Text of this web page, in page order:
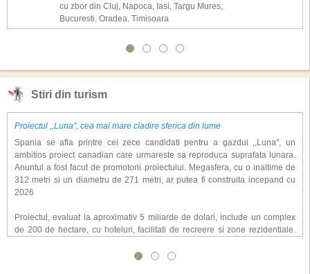
cu zbor din Cluj, Napoca, Iasi, Targu Mures,
Bucuresti, Oradea, Timisoara
Stiri din turism
Proiectul ,,Luna'', cea mai mare cladire sferica din lume
Spania se afla printre cei zece candidati pentru a gazdui ,,Luna'', un
ambitios proiect canadian care urmareste sa reproduca suprafata lunara.
Anuntul a fost facut de promotorii proiectului. Megasfera, cu o inaltime de
312 metri si un diametru de 271 metri, ar putea fi construita incepand cu
2026
Proiectul, evaluat la aproximativ 5 miliarde de dolari, include un complex
de 200 de hectare, cu hoteluri, facilitati de recreere si zone rezidentiale.
atragerea a pana la 10 milioane de turisti anual. �Luna� ar putea deveni